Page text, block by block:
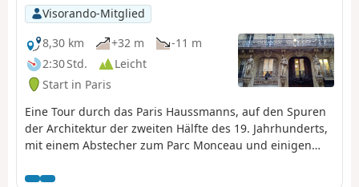
Visorando-Mitglied
8,30 km
+32 m
-11 m
2:30 Std.
Leicht
Start in Paris
Eine Tour durch das Paris Haussmanns, auf den Spuren
der Architektur der zweiten Hälfte des 19. Jahrhunderts,
mit einem Abstecher zum Parc Monceau und einigen
feiern.